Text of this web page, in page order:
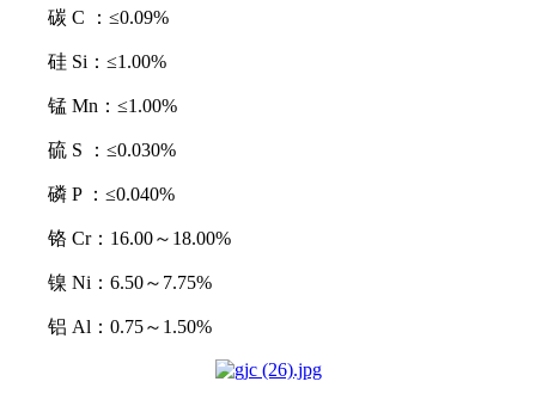
碳 C ：≤0.09%
硅 Si：≤1.00%
锰 Mn：≤1.00%
硫 S ：≤0.030%
磷 P ：≤0.040%
铬 Cr：16.00～18.00%
镍 Ni：6.50～7.75%
铝 Al：0.75～1.50%